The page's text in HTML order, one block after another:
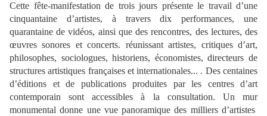
Cette fête-manifestation de trois jours présente le travail d’une
cinquantaine d’artistes, à travers dix performances, une
quarantaine de vidéos, ainsi que des rencontres, des lectures, des
œuvres sonores et concerts. réunissant artistes, critiques d’art,
philosophes, sociologues, historiens, économistes, directeurs de
structures artistiques françaises et internationales... . Des centaines
d’éditions et de publications produites par les centres d’art
contemporain sont accessibles à la consultation. Un mur
monumental donne une vue panoramique des milliers d’artistes